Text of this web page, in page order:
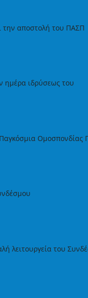
την αποστολή του ΠΑΣΠ
ημέρα ιδρύσεως του
Ομοσπονδίας
λειτουργεία του